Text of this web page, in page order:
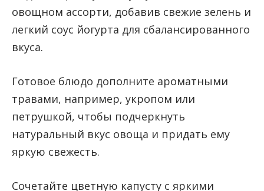
овощном ассорти, добавив свежие зелень и
легкий соус йогурта для сбалансированного
вкуса.
Готовое блюдо дополните ароматными
травами, например, укропом или
петрушкой, чтобы подчеркнуть
натуральный вкус овоща и придать ему
яркую свежесть.
Сочетайте цветную капусту с яркими